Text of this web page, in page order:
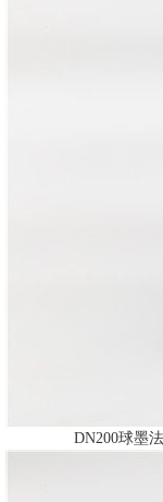
DN200球墨